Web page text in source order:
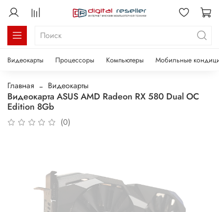
Видеокарты Процессоры Компьютеры Мобильные
Главная Видеокарты
Видеокарта ASUS AMD Radeon RX 580 Dual OC
Edition 8Gb
(0)